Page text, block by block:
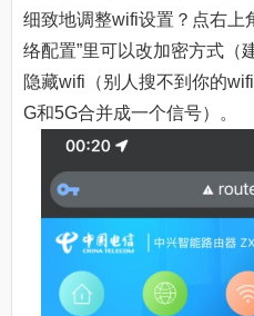
细致地调整wifi设置？点右上
络配置”里可以改加密方式（
隐藏wifi（别人搜不到你的
G和5G合并成一个信号）。